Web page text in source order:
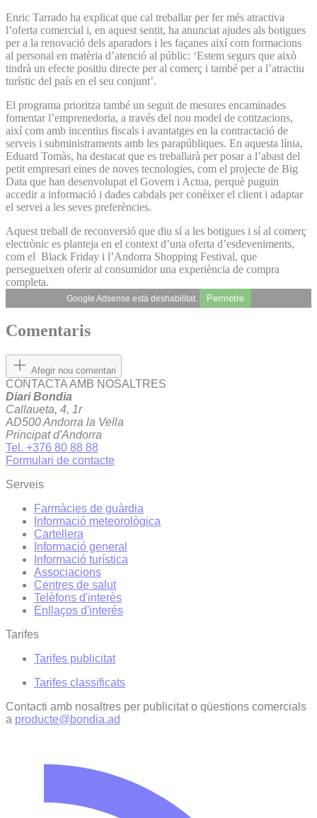
Enric Tarrado ha explicat que cal treballar per fer més atractiva
l’oferta comercial i, en aquest sentit, ha anunciat ajudes als botigues
per a la renovació dels aparadors i les façanes així com formacions
al personal en matèria d’atenció al públic: ‘Estem segurs que això
tindrà un efecte positiu directe per al comerç i també per a l’atractiu
turístic del país en el seu conjunt’.
El programa prioritza també un seguit de mesures encaminades
fomentar l’emprenedoria, a través del nou model de cotitzacions,
així com amb incentius fiscals i avantatges en la contractació de
serveis i subministraments amb les parapúbliques. En aquesta línia,
Eduard Tomàs, ha destacat que es treballarà per posar a l’abast del
petit empresari eines de noves tecnologies, com el projecte de Big
Data que han desenvolupat el Govern i Actua, perquè puguin
accedir a informació i dades cabdals per conèixer el client i adaptar
el servei a les seves preferències.
Aquest treball de reconversió que diu sí a les botigues i sí al comerç
electrònic es planteja en el context d’una oferta d’esdeveniments,
com el Black Friday i l’Andorra Shopping Festival, que
persegueixen oferir al consumidor una experiència de compra
completa.
Google Adsense està deshabilitat. Permetre
Comentaris
Afegir nou comentari
CONTACTA AMB NOSALTRES
Diari Bondia
Callaueta, 4, 1r
AD500 Andorra la Vella
Principat d'Andorra
Tel. +376 80 88 88
Formulari de contacte
Serveis
Farmàcies de guàrdia
Informació meteorològica
Cartellera
Informació general
Informació turística
Associacions
Centres de salut
Telèfons d'interès
Enllaços d'interés
Tarifes
Tarifes publicitat
Tarifes classificats
Contacti amb nosaltres per publicitat o qüestions comercials
a producte@bondia.ad